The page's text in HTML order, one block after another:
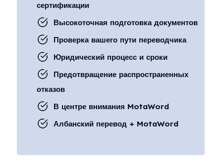
сертификации
Высокоточная подготовка документов
Проверка вашего пути переводчика
Юридический процесс и сроки
Предотвращение распространенных
отказов
В центре внимания MotaWord
Албанский перевод + MotaWord